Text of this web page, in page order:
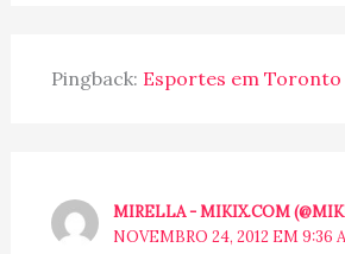
Pingback: Esportes em Toronto
MIRELLA - MIKIX.COM
NOVEMBRO 24, 2012 EM 9:36